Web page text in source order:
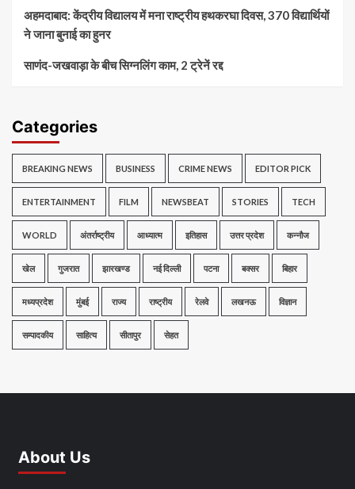
अहमदाबाद: केंद्रीय विद्यालय में मना राष्ट्रीय हथकरघा दिवस, 370 विद्यार्थियों
ने जाना बुनाई का हुनर
साणंद-जखवाड़ा के बीच सिग्नलिंग काम, 2 ट्रेनें रद्द
Categories
BREAKING NEWS BUSINESS CRIME NEWS EDITOR PICK
ENTERTAINMENT FILM NEWSBEAT STORIES TECH
WORLD अंतर्राष्ट्रीय आध्यात्म इतिहास उत्तर प्रदेश कन्नौज
खेल गुजरात झारखण्ड नई दिल्ली पटना बक्सर बिहार
मध्यप्रदेश मुंबई राज्य राष्ट्रीय रेलवे लखनऊ विज्ञान
सम्पादकीय साहित्य सीतापुर सेहत
About Us